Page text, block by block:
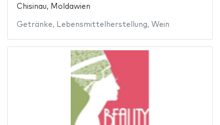
Chisinau, Moldawien
Getränke, Lebensmittelherstellung, Wein